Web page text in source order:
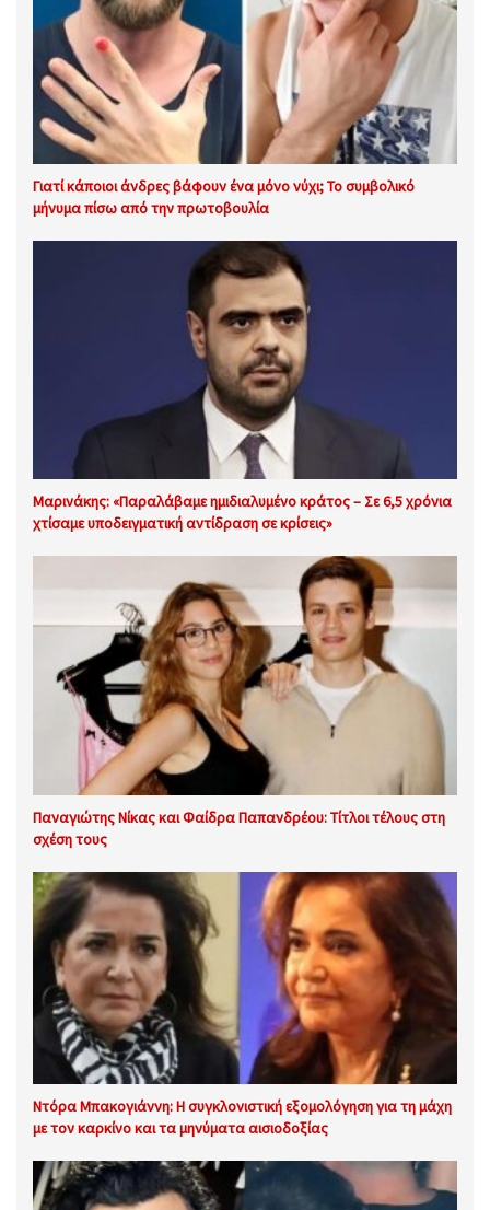
Γιατί κάποιοι άνδρες βάφουν ένα μόνο νύχι; Το συμβολικό
μήνυμα πίσω από την πρωτοβουλία
Μαρινάκης: «Παραλάβαμε ημιδιαλυμένο κράτος – Σε 6,5 χρόνια
χτίσαμε υποδειγματική αντίδραση σε κρίσεις»
Παναγιώτης Νίκας και Φαίδρα Παπανδρέου: Τίτλοι τέλους στη
σχέση τους
Ντόρα Μπακογιάννη: Η συγκλονιστική εξομολόγηση για τη μάχη
με τον καρκίνο και τα μηνύματα αισιοδοξίας